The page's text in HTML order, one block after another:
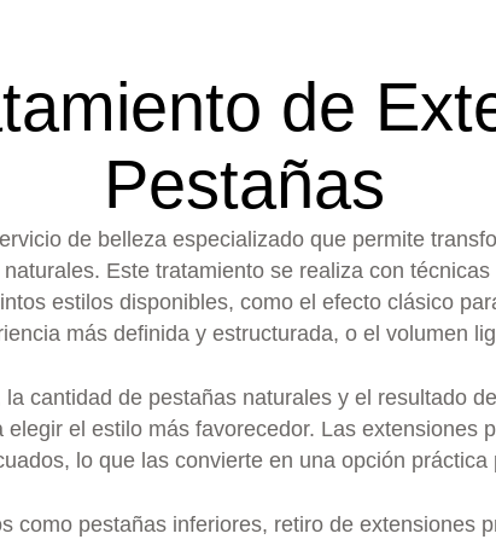
de
Pestañas
de belleza especializado que permite
Este tratamiento se realiza con
estilos disponibles, como el efecto clásico
más definida y estructurada, o el volumen
cantidad de pestañas naturales y el resultado
el estilo más favorecedor. Las extensiones
lo que las convierte en una opción
como pestañas inferiores, retiro de extensiones